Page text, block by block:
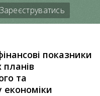
Зареєструватись
показники
та
економіки